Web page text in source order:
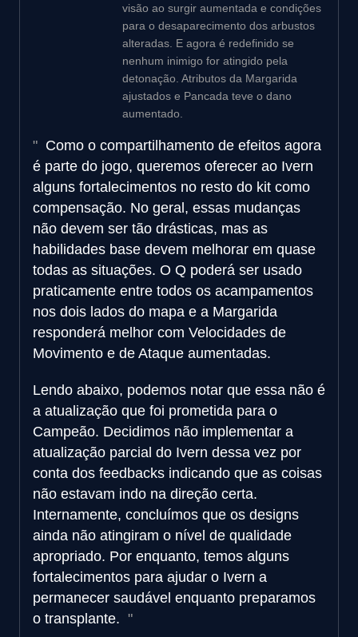
visão ao surgir aumentada e condições
para o desaparecimento dos arbustos
alteradas. E agora é redefinido se
nenhum inimigo for atingido pela
detonação. Atributos da Margarida
ajustados e Pancada teve o dano
aumentado.
Como o compartilhamento de efeitos agora
é parte do jogo, queremos oferecer ao Ivern
alguns fortalecimentos no resto do kit como
compensação. No geral, essas mudanças
não devem ser tão drásticas, mas as
habilidades base devem melhorar em quase
todas as situações. O Q poderá ser usado
praticamente entre todos os acampamentos
nos dois lados do mapa e a Margarida
responderá melhor com Velocidades de
Movimento e de Ataque aumentadas.
Lendo abaixo, podemos notar que essa não é
a atualização que foi prometida para o
Campeão. Decidimos não implementar a
atualização parcial do Ivern dessa vez por
conta dos feedbacks indicando que as coisas
não estavam indo na direção certa.
Internamente, concluímos que os designs
ainda não atingiram o nível de qualidade
apropriado. Por enquanto, temos alguns
fortalecimentos para ajudar o Ivern a
permanecer saudável enquanto preparamos
o transplante.